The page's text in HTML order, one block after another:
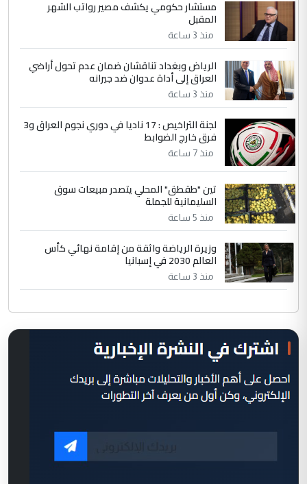
مستشار حكومي يكشف مصير رواتب الشهر
المقبل
منذ 3 ساعة
الرياض وبغداد تناقشان ضمان عدم تحول أراضي
العراق إلى أداة عدوان ضد جيرانه
منذ 3 ساعة
لجنة التراخيص : 17 ناديا في دوري نجوم العراق و3
فرق خارج الضوابط
منذ 7 ساعة
تين "طقطق" المحلي يتصدر مبيعات سوق
السليمانية للجملة
منذ 5 ساعة
وزيرة الرياضة واثقة من إقامة نهائي كأس
العالم 2030 في إسبانيا
منذ 3 ساعة